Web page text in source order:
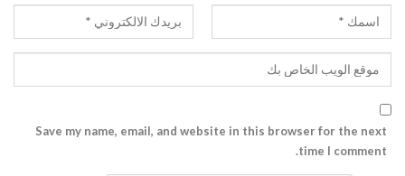
Save my name, email, and website in this browser for the next
time I comment.